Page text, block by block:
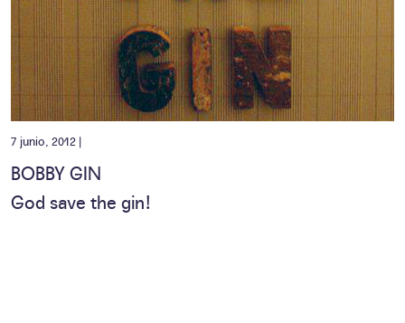
7 junio, 2012 |
BOBBY GIN
God save the gin!